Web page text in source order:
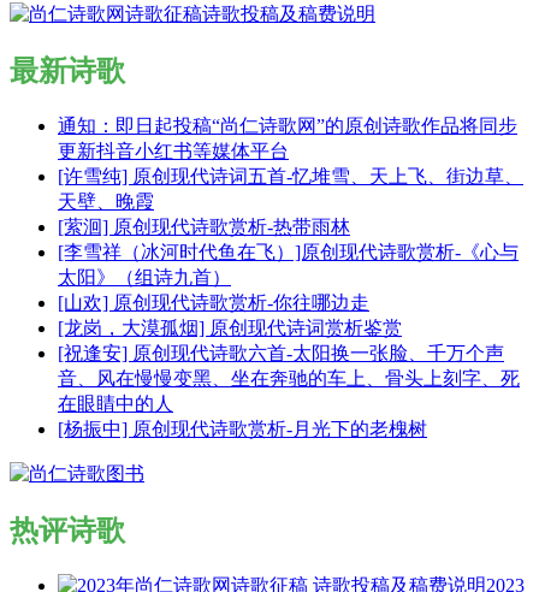
最新诗歌
通知：即日起投稿“尚仁诗歌网”的原创诗歌作品将同步
更新抖音小红书等媒体平台
[许雪纯] 原创现代诗词五首-忆堆雪、天上飞、街边草、
天壁、晚霞
[萦洄] 原创现代诗歌赏析-热带雨林
[李雪祥（冰河时代鱼在飞）]原创现代诗歌赏析-《心与
太阳》（组诗九首）
[山欢] 原创现代诗歌赏析-你往哪边走
[龙岗，大漠孤烟] 原创现代诗词赏析鉴赏
[祝逢安] 原创现代诗歌六首-太阳换一张脸、千万个声
音、风在慢慢变黑、坐在奔驰的车上、骨头上刻字、死
在眼睛中的人
[杨振中] 原创现代诗歌赏析-月光下的老槐树
热评诗歌
2023